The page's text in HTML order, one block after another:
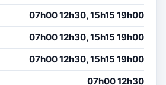
07h00 12h30, 15h15 19h00
07h00 12h30, 15h15 19h00
07h00 12h30, 15h15 19h00
07h00 12h30